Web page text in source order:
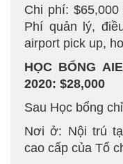
Chi phí:
Phí quản lý,
airport pick up,
HỌC BỔNG
2020: $28,000
Sau Học bổng
Nơi ở: Nội trú
cao cấp của Tổ